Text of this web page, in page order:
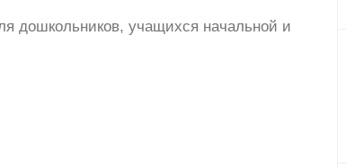
дошкольников, учащихся начальной и